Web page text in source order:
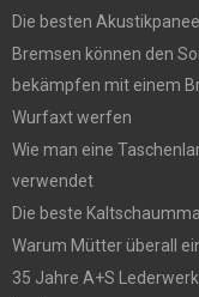
Die besten
Bremsen können den
bekämpfen mit einem
Wurfaxt werfen
Wie man eine
verwendet
Die beste
Warum Mütter überall
35 Jahre A+S